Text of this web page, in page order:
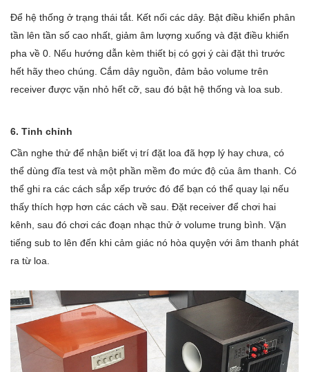
Để hệ thống ở trạng thái tắt. Kết nối các dây. Bật điều khiển phân
tần lên tần số cao nhất, giảm âm lượng xuống và đặt điều khiển
pha về 0. Nếu hướng dẫn kèm thiết bị có gợi ý cài đặt thì trước
hết hãy theo chúng. Cắm dây nguồn, đảm bảo volume trên
receiver được vặn nhỏ hết cỡ, sau đó bật hệ thống và loa sub.
6. Tinh chỉnh
Cần nghe thử để nhận biết vị trí đặt loa đã hợp lý hay chưa, có
thể dùng đĩa test và một phần mềm đo mức độ của âm thanh. Có
thể ghi ra các cách sắp xếp trước đó để bạn có thể quay lại nếu
thấy thích hợp hơn các cách về sau. Đặt receiver để chơi hai
kênh, sau đó chơi các đoạn nhạc thử ở volume trung bình. Vặn
tiếng sub to lên đến khi cảm giác nó hòa quyện với âm thanh phát
ra từ loa.